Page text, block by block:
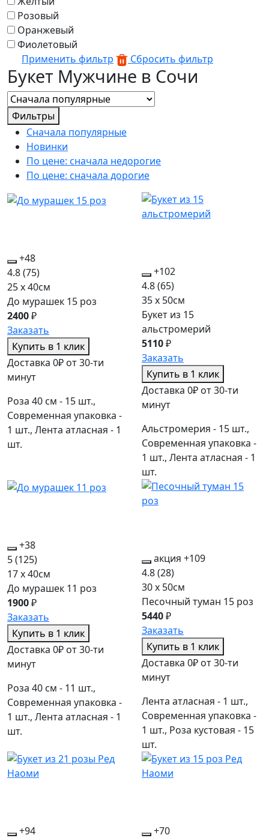
Розовый
Оранжевый
Фиолетовый
Применить фильтр
Сбросить фильтр
Букет Мужчине в Сочи
Фильтры
Сначала популярные
Новинки
По цене: сначала недорогие
По цене: сначала дорогие
+48
4.8(75)
25 x 40см
До мурашек 15 роз
2400₽
Заказать
Купить в 1 клик
Доставка 0₽ от 30-ти
минут
Роза 40 см - 15 шт.,
Современная упаковка -
1 шт., Лента атласная - 1
шт.
+102
4.8(65)
35 x 50см
Букет из 15
альстромерий
5110₽
Заказать
Купить в 1 клик
Доставка 0₽ от 30-ти
минут
Альстромерия - 15 шт.,
Современная упаковка -
1 шт., Лента атласная - 1
шт.
+38
5(125)
17 x 40см
До мурашек 11 роз
1900₽
Заказать
Купить в 1 клик
Доставка 0₽ от 30-ти
минут
Роза 40 см - 11 шт.,
Современная упаковка -
1 шт., Лента атласная - 1
шт.
акция +109
4.8(28)
30 x 50см
Песочный туман 15 роз
5440₽
Заказать
Купить в 1 клик
Доставка 0₽ от 30-ти
минут
Лента атласная - 1 шт.,
Современная упаковка -
1 шт., Роза кустовая - 15
шт.
+94
+70